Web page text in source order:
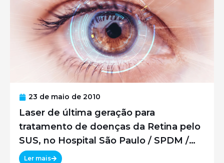
23 de maio de 2010
Laser de última geração para
tratamento de doenças da Retina pelo
SUS, no Hospital São Paulo / SPDM /
UNIFESP
Ler mais